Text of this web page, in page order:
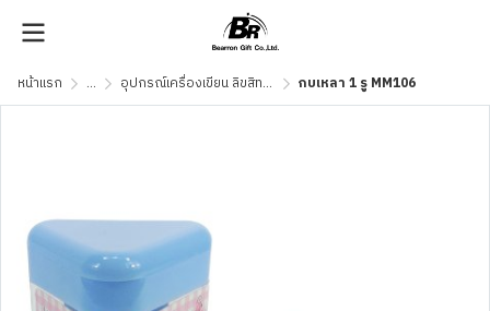
หน้าแรก ... อุปกรณ์เครื่องเขียน ลิขสิทธิ์แท้ กบเหลา 1 รู MM106